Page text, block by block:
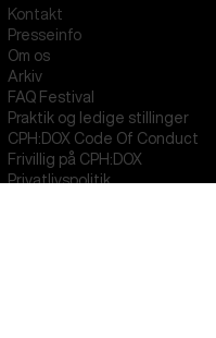
Kontakt
Presseinfo
Om os
Arkiv
FAQ Festival
Praktik og ledige stillinger
CPH:DOX Code Of Conduct
Frivillig på CPH:DOX
Privatlivspolitik